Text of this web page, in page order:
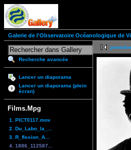
Galerie de l'Observatoire Océanologique de
Recherche avancée
Lancer un diaporama
Lancer un diaporama (plein
écran)
Films.Mpg
1. PICT0117.mov
2. Du_Labo_la_...
3. R_flexion_A...
4. 1886_112587...